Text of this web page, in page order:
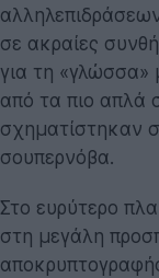
σε ακραίες
για τη «γλώσσα»
από τα πιο απλά
σχηματίστηκαν
σουπερνόβα.
Στο ευρύτερο
στη μεγάλη